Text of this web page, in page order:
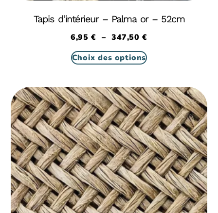
Tapis d’intérieur – Palma or – 52cm
6,95€ – 347,50€
Choix des options